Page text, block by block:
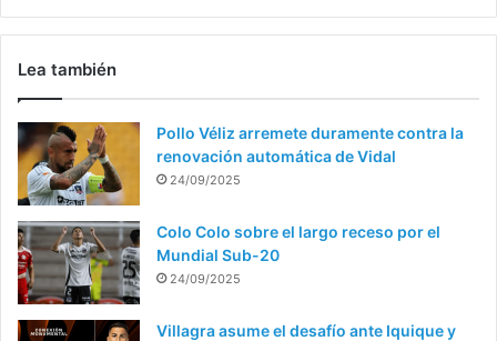
Lea también
Pollo Véliz arremete duramente contra la
renovación automática de Vidal
24/09/2025
Colo Colo sobre el largo receso por el
Mundial Sub-20
24/09/2025
Villagra asume el desafío ante Iquique y